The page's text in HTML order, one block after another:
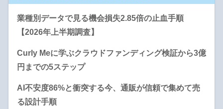
業種別データで見る機会損失2.85倍の止血手順
【2026年上半期調査】
Curly Meに学ぶクラウドファンディング検証から3億
円までの5ステップ
AI不安度86%と衝突する今、通販が信頼で集めて売
る設計手順